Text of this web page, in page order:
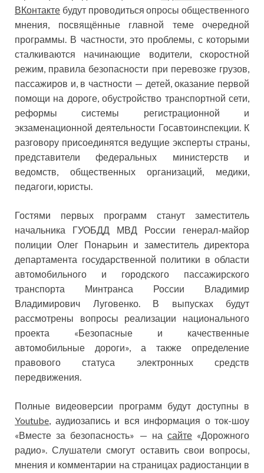
ВКонтакте будут проводиться опросы общественного
мнения, посвящённые главной теме очередной
программы. В частности, это проблемы, с которыми
сталкиваются начинающие водители, скоростной
режим, правила безопасности при перевозке грузов,
пассажиров и, в частности — детей, оказание первой
помощи на дороге, обустройство транспортной сети,
реформы системы регистрационной и
экзаменационной деятельности Госавтоинспекции. К
разговору присоединятся ведущие эксперты страны,
представители федеральных министерств и
ведомств, общественных организаций, медики,
педагоги, юристы.
Гостями первых программ станут заместитель
начальника ГУОБДД МВД России генерал-майор
полиции Олег Понарьин и заместитель директора
департамента государственной политики в области
автомобильного и городского пассажирского
транспорта Минтранса России Владимир
Владимирович Луговенко. В выпусках будут
рассмотрены вопросы реализации национального
проекта «Безопасные и качественные
автомобильные дороги», а также определение
правового статуса электронных средств
передвижения.
Полные видеоверсии программ будут доступны в
Youtube, аудиозапись и вся информация о ток-шоу
«Вместе за безопасность» — на сайте«Дорожного
радио». Слушатели смогут оставить свои вопросы,
мнения и комментарии на страницах радиостанции в